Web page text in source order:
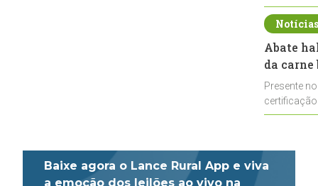
de leite cru
Abate
da
Presente
Baixe agora o Lance Rural App e viva
a emoção dos leilões ao vivo na